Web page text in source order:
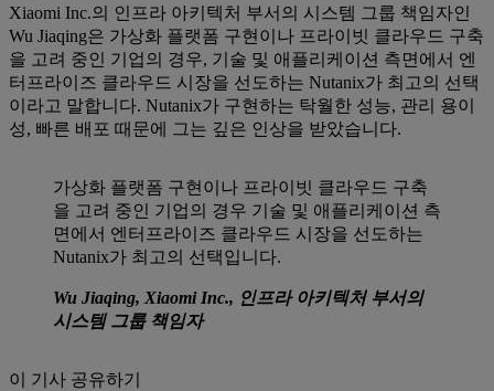
Xiaomi Inc.의 인프라 아키텍처 부서의 시스템 그룹 책임자인
Wu Jiaqing은 가상화 플랫폼 구현이나 프라이빗 클라우드 구축
을 고려 중인 기업의 경우, 기술 및 애플리케이션 측면에서 엔
터프라이즈 클라우드 시장을 선도하는 Nutanix가 최고의 선택
이라고 말합니다. Nutanix가 구현하는 탁월한 성능, 관리 용이
성, 빠른 배포 때문에 그는 깊은 인상을 받았습니다.
가상화 플랫폼 구현이나 프라이빗 클라우드 구축
을 고려 중인 기업의 경우 기술 및 애플리케이션 측
면에서 엔터프라이즈 클라우드 시장을 선도하는
Nutanix가 최고의 선택입니다.
Wu Jiaqing, Xiaomi Inc., 인프라 아키텍처 부서의
시스템 그룹 책임자
이 기사 공유하기